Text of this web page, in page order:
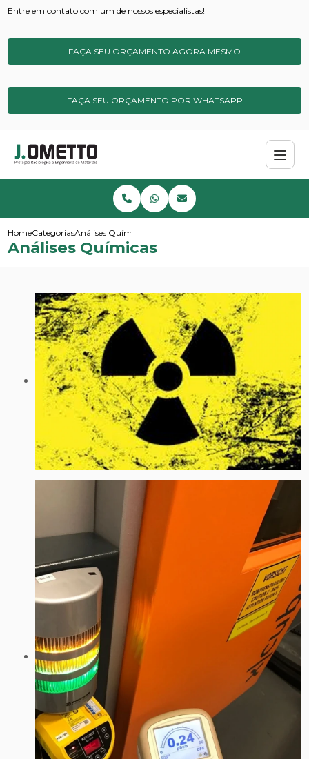
Entre em contato com um de nossos especialistas!
FAÇA SEU ORÇAMENTO AGORA MESMO
FAÇA SEU ORÇAMENTO POR WHATSAPP
HomeCategoriasAnálises Químicas
Análises Químicas